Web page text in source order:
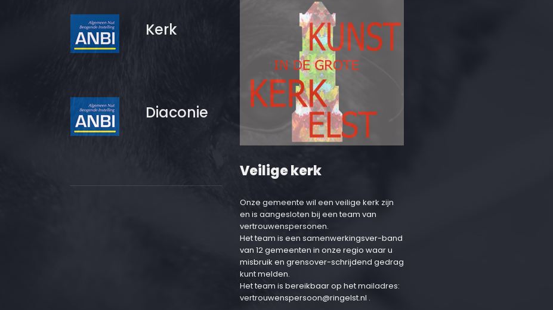
Kerk
Diaconie
Veilige kerk
Onze gemeente wil een veilige kerk zijn
en is aangesloten bij een team van
vertrouwenspersonen.
Het team is een samenwerkingsver-band
van 12 gemeenten in onze regio waar u
misbruik en grensover-schrijdend gedrag
kunt melden.
Het team is bereikbaar op het mailadres:
vertrouwenspersoon@ringelst.nl .